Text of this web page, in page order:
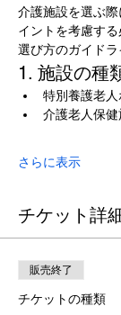
介護施設を選ぶ
イントを考慮する
選び方のガイドラ
1. 施設の種
特別養護老人
介護老人保健
さらに表示
チケット詳
販売終了
チケットの種類